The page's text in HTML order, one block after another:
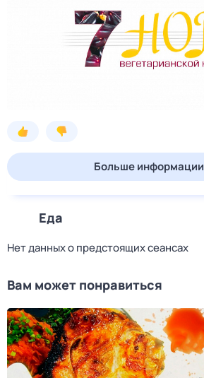
Больше информации
Еда
Нет данных о предстоящих сеансах
Вам может понравиться